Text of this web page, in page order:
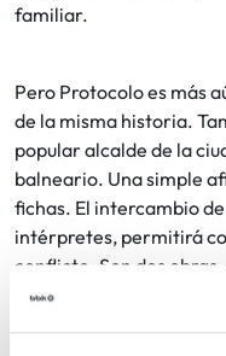
familiar.
Pero Protocolo es más
de la misma historia.
popular alcalde de la
balneario. Una simple
fichas. El intercambio
intérpretes, permitirá
conflicto. Son dos
elegirá ver una de las
en espejo, al igual que